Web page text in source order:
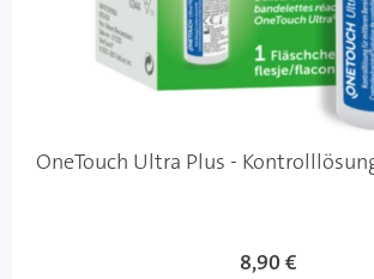
OneTouch Ultra Plus -
8,90 €